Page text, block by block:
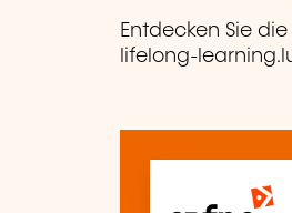
Entdecken Sie die
lifelong-